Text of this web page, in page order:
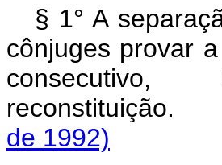
§ 1° A
cônjuges provar
de 1992)